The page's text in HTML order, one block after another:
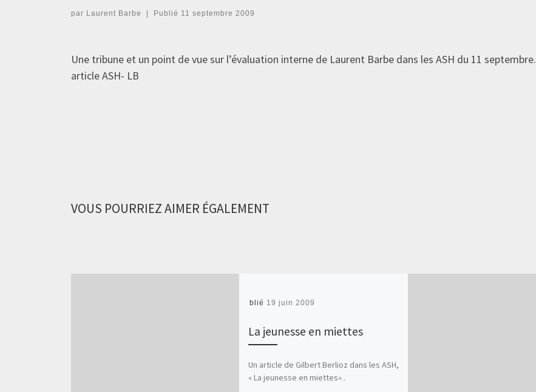
par Laurent Barbe | Publié 11 septembre 2009
Une tribune et un point de vue sur l’évaluation interne de Laurent Barbe dans les ASH du 11 septembre.
article ASH- LB
VOUS POURRIEZ AIMER ÉGALEMENT
Publié 19 juin 2009
La jeunesse en miettes
Un article de Gilbert Berlioz dans les ASH,
« La jeunesse en miettes« .